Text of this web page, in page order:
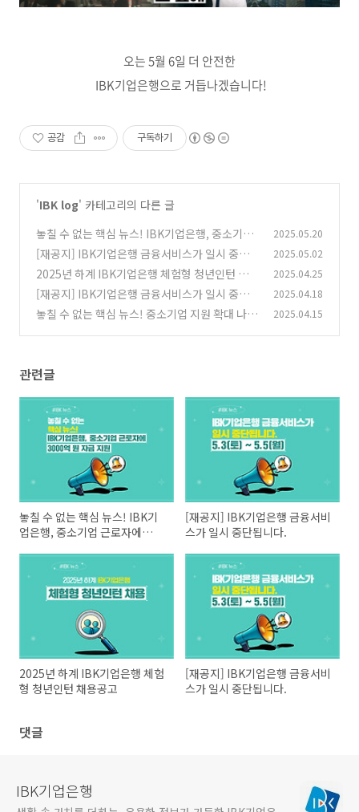
오는 5월 6일 더 안전한
IBK기업은행으로 거듭나겠습니다!
공감 구독하기
'IBK log' 카테고리의 다른 글
놓칠 수 없는 핵심 뉴스! IBK기업은행, 중소기업
근로자에 3000억 원 자금 지원
(1)
2025.05.20
[재공지] IBK기업은행 금융서비스가 일시 중단
됩니다. (0)
2025.05.02
2025년 하계 IBK기업은행 체험형 청년인턴 채용
공고 (0)
2025.04.25
[재공지] IBK기업은행 금융서비스가 일시 중단
됩니다.
(0)
2025.04.18
놓칠 수 없는 핵심 뉴스! 중소기업 지원 확대 나선
2025.04.15
관련글
놓칠 수 없는 핵심 뉴스! IBK기
업은행, 중소기업 근로자에
[재공지] IBK기업은행 금융서비
스가 일시 중단됩니다.
2025년 하계 IBK기업은행 체험
형 청년인턴 채용공고
[재공지] IBK기업은행 금융서비
스가 일시 중단됩니다.
댓글
IBK기업은행